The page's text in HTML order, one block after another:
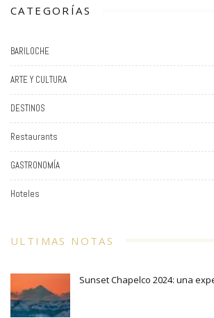
CATEGORÍAS
BARILOCHE
ARTE Y CULTURA
DESTINOS
Restaurants
GASTRONOMÍA
Hoteles
ULTIMAS NOTAS
Sunset Chapelco 2024: una